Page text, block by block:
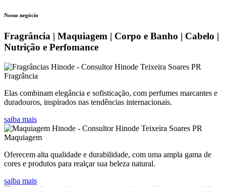
Nosso negócio
Fragrância | Maquiagem | Corpo e Banho | Cabelo |
Nutrição e Perfomance
Fragrância
Elas combinam elegância e sofisticação, com perfumes marcantes e
duradouros, inspirados nas tendências internacionais.
saiba mais
Maquiagem
Oferecem alta qualidade e durabilidade, com uma ampla gama de
cores e produtos para realçar sua beleza natural.
saiba mais